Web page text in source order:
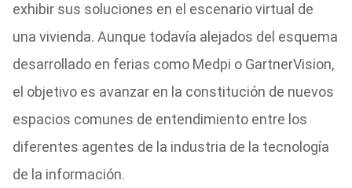
exhibir sus soluciones en el escenario virtual de
una vivienda. Aunque todavía alejados del esquema
desarrollado en ferias como Medpi o GartnerVision,
el objetivo es avanzar en la constitución de nuevos
espacios comunes de entendimiento entre los
diferentes agentes de la industria de la tecnología
de la información.